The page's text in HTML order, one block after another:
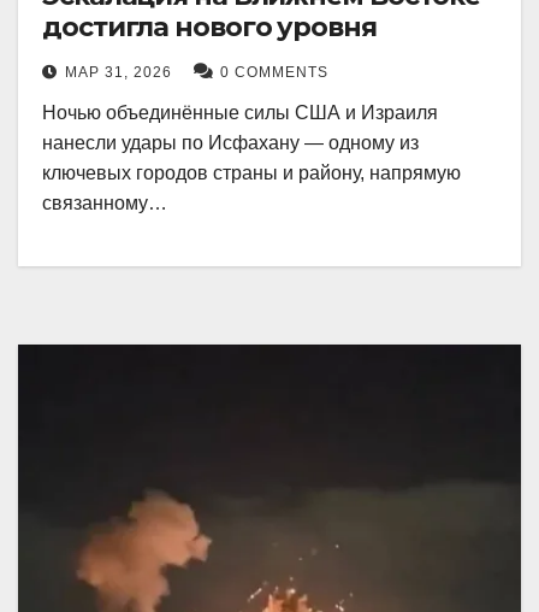
достигла нового уровня
МАР 31, 2026 0 COMMENTS
Ночью объединённые силы США и Израиля
нанесли удары по Исфахану — одному из
ключевых городов страны и району, напрямую
связанному…